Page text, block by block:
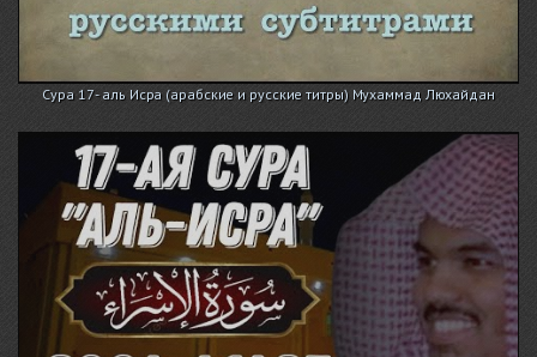
Сура 17 - аль Исра (арабские и русские титры) Мухаммад Люхайдан